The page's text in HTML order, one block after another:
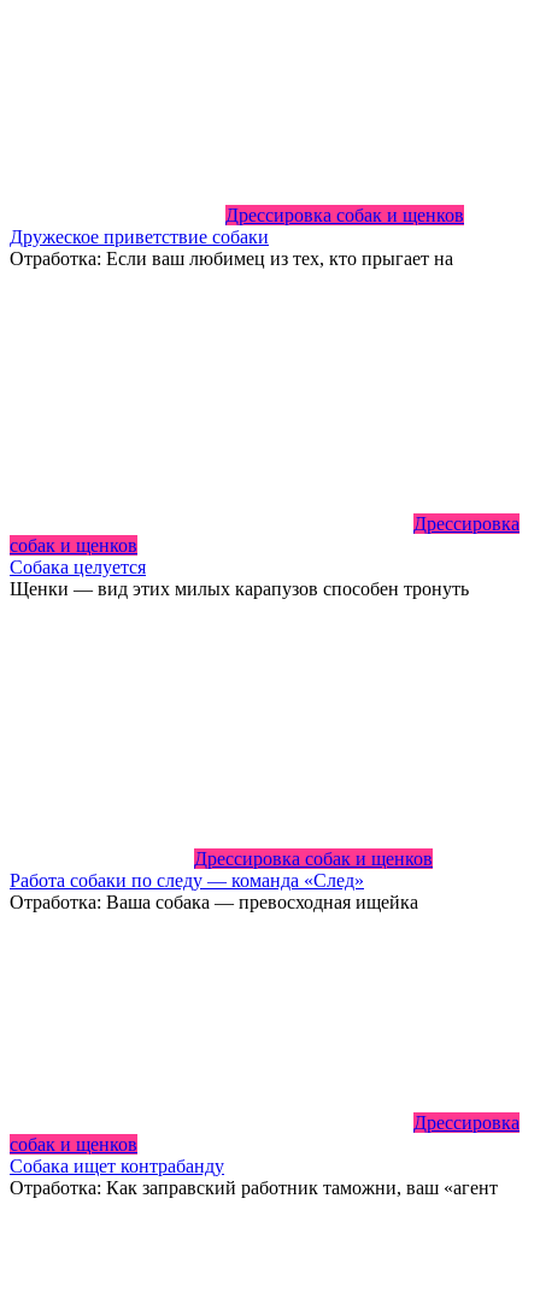
Дрессировка собак и щенков
Дружеское приветствие собаки
Отработка: Если ваш любимец из тех, кто прыгает на
Дрессировка
собак и щенков
Собака целуется
Щенки — вид этих милых карапузов способен тронуть
Дрессировка собак и щенков
Работа собаки по следу — команда «След»
Отработка: Ваша собака — превосходная ищейка
Дрессировка
собак и щенков
Собака ищет контрабанду
Отработка: Как заправский работник таможни, ваш «агент